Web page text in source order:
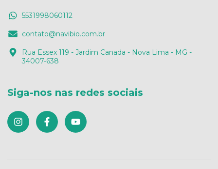
5531998060112
contato@navibio.com.br
Rua Essex 119 - Jardim Canada - Nova Lima - MG -
34007-638
Siga-nos nas redes sociais